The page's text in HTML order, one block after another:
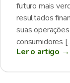
futuro mais
resultados
suas
consumidores
Ler o artigo →